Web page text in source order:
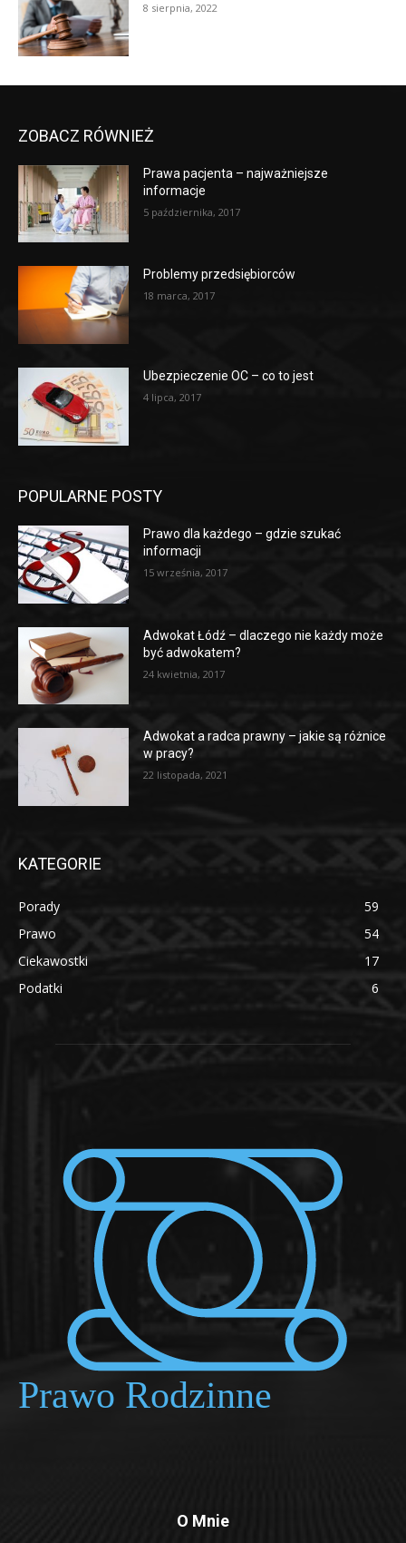
8 sierpnia, 2022
ZOBACZ RÓWNIEŻ
Prawa pacjenta – najważniejsze
informacje
5 października, 2017
Problemy przedsiębiorców
18 marca, 2017
Ubezpieczenie OC – co to jest
4 lipca, 2017
POPULARNE POSTY
Prawo dla każdego – gdzie szukać
informacji
15 września, 2017
Adwokat Łódź – dlaczego nie każdy może
być adwokatem?
24 kwietnia, 2017
Adwokat a radca prawny – jakie są różnice
w pracy?
22 listopada, 2021
KATEGORIE
Porady
59
Prawo
54
Ciekawostki
17
Podatki
6
O Mnie